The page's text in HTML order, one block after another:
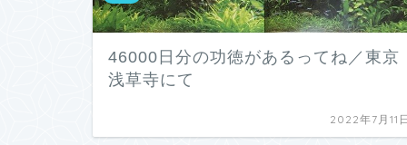
46000日分の功徳があるってね／東京
浅草寺にて
2022年7月11